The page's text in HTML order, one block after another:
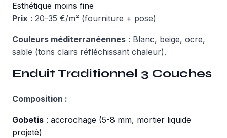
Esthétique moins fine
Prix : 20-35 €/m² (fourniture + pose)
Couleurs méditerranéennes : Blanc, beige, ocre,
sable (tons clairs réfléchissant chaleur).
Enduit Traditionnel 3 Couches
Composition :
Gobetis : accrochage (5-8 mm, mortier liquide
projeté)